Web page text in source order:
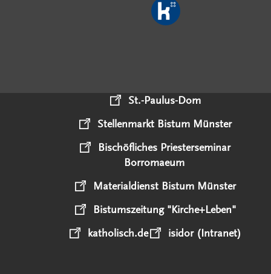
St.-Paulus-Dom
Stellenmarkt Bistum Münster
Bischöfliches Priesterseminar
Borromaeum
Materialdienst Bistum Münster
Bistumszeitung "Kirche+Leben"
katholisch.de
isidor (Intranet)